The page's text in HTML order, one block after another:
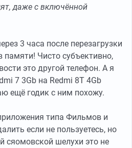
даже с включённой
3 часа после перезагрузки
памяти! Чисто субъективно,
это другой телефон. А я
7 3Gb на Redmi 8T 4Gb
ещё годик с ним похожу.
типа Фильмов и
если не пользуетесь, но
сяомовской шелухи это не